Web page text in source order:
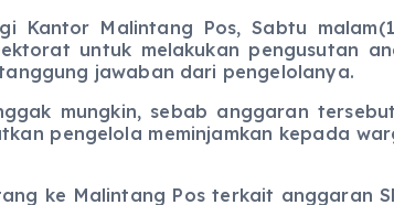
Malintang Pos, Sabtu
untuk melakukan pengusutan
jawaban dari pengelolanya.
mungkin, sebab anggaran
pengelola meminjamkan kepada
ke Malintang Pos terkait anggaran